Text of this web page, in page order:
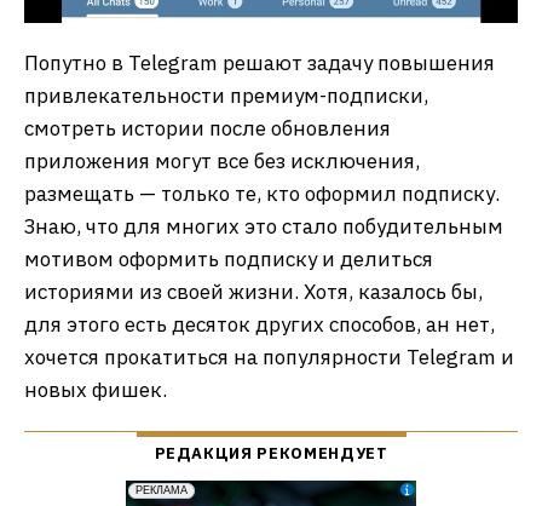
Попутно в Telegram решают задачу повышения
привлекательности премиум-подписки,
смотреть истории после обновления
приложения могут все без исключения,
размещать — только те, кто оформил подписку.
Знаю, что для многих это стало побудительным
мотивом оформить подписку и делиться
историями из своей жизни. Хотя, казалось бы,
для этого есть десяток других способов, ан нет,
хочется прокатиться на популярности Telegram и
новых фишек.